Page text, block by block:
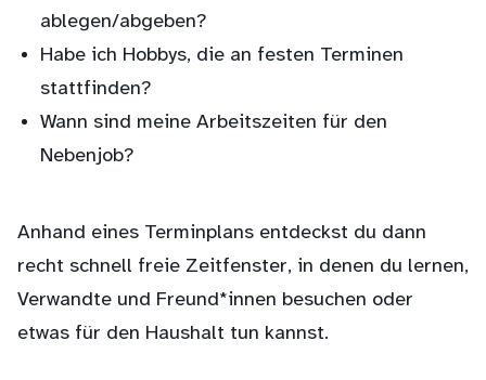
ablegen/abgeben?
Habe ich Hobbys, die an festen Terminen
stattfinden?
Wann sind meine Arbeitszeiten für den
Nebenjob?
Anhand eines Terminplans entdeckst du dann
recht schnell freie Zeitfenster, in denen du lernen,
Verwandte und Freund*innen besuchen oder
etwas für den Haushalt tun kannst.